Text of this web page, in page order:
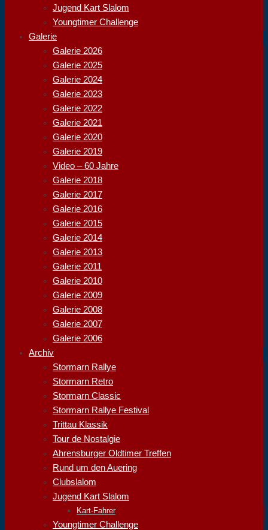
Jugend Kart Slalom
Youngtimer Challenge
Galerie
Galerie 2026
Galerie 2025
Galerie 2024
Galerie 2023
Galerie 2022
Galerie 2021
Galerie 2020
Galerie 2019
Video – 60 Jahre
Galerie 2018
Galerie 2017
Galerie 2016
Galerie 2015
Galerie 2014
Galerie 2013
Galerie 2011
Galerie 2010
Galerie 2009
Galerie 2008
Galerie 2007
Galerie 2006
Archiv
Stormarn Rallye
Stormarn Retro
Stormarn Classic
Stormarn Rallye Festival
Trittau Klassik
Tour de Nostalgie
Ahrensburger Oldtimer Treffen
Rund um den Auering
Clubslalom
Jugend Kart Slalom
Kart-Fahrer
Youngtimer Challenge